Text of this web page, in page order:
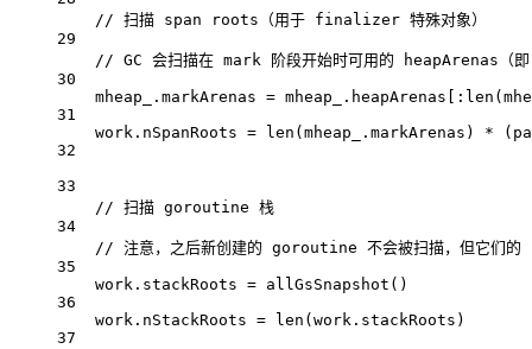
// 扫描 span roots（用于 finalizer 特殊对象）
29
// GC 会扫描在 mark 阶段开始时可用的 heapArenas（
30
mheap_.markArenas = mheap_.heapArenas[: len
31
work.nSpanRoots = len (mheap_.markArenas) *
32
33
// 扫描 goroutine 栈
34
// 注意，之后新创建的 goroutine 不会被扫描，但它们的
35
work.stackRoots = allGsSnapshot ()
36
work.nStackRoots = len (work.stackRoots)
37